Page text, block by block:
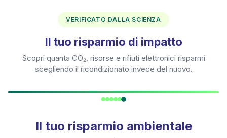
VERIFICATO DALLA SCIENZA
Il tuo risparmio di impatto
Scopri quanta CO₂, risorse e rifiuti elettronici risparmi
scegliendo il ricondizionato invece del nuovo.
Il tuo risparmio ambientale